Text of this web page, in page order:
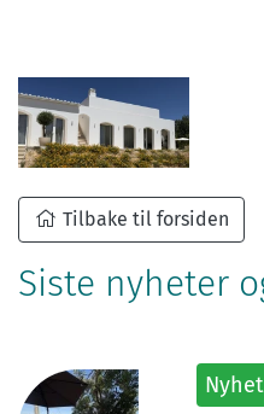
Tilbake til forsiden
Siste nyheter